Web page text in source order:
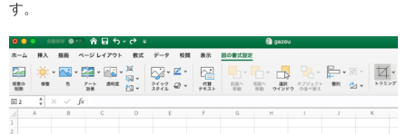
す。